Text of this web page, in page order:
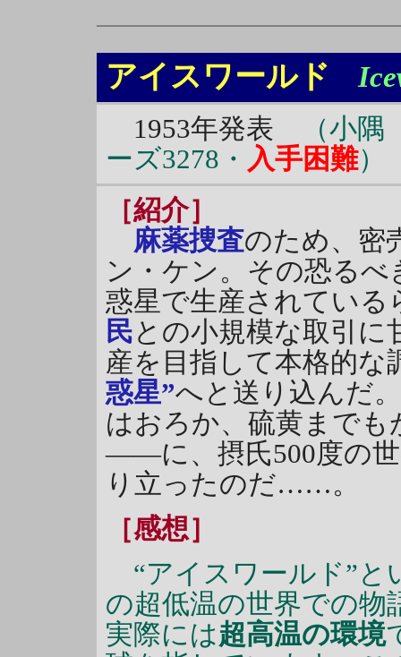
アイスワールド
1953年発表
（小
ーズ3278・ 入手困難）
［紹介］
麻薬捜査のため、密
ン・ケン。その恐る
惑星で生産されている
民との小規模な取引に
産を目指して本格的な
惑星”へと送り込んだ
はおろか、硫黄まで
――に、摂氏500度の
り立ったのだ……。
［感想］
“アイスワールド”と
の超低温の世界での物
実際には超高温の環境